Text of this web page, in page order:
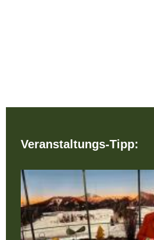
Veranstaltungs-Tipp: